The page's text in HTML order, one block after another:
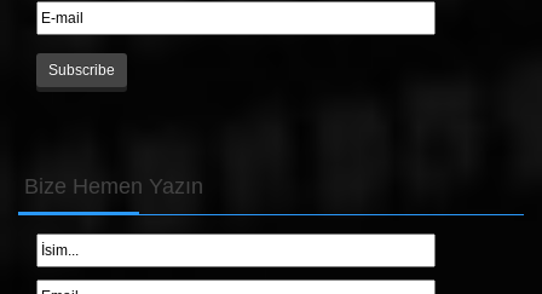
Bize Hemen Yazın